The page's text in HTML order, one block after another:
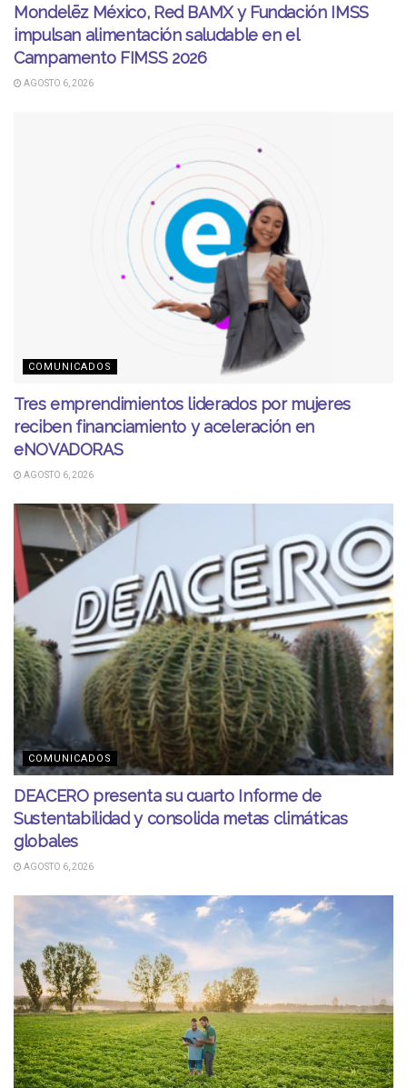
Mondelēz México, Red BAMX y Fundación IMSS
impulsan alimentación saludable en el
Campamento FIMSS 2026
AGOSTO 6, 2026
COMUNICADOS
Tres emprendimientos liderados por mujeres
reciben financiamiento y aceleración en
eNOVADORAS
AGOSTO 6, 2026
COMUNICADOS
DEACERO presenta su cuarto Informe de
Sustentabilidad y consolida metas climáticas
globales
AGOSTO 6, 2026